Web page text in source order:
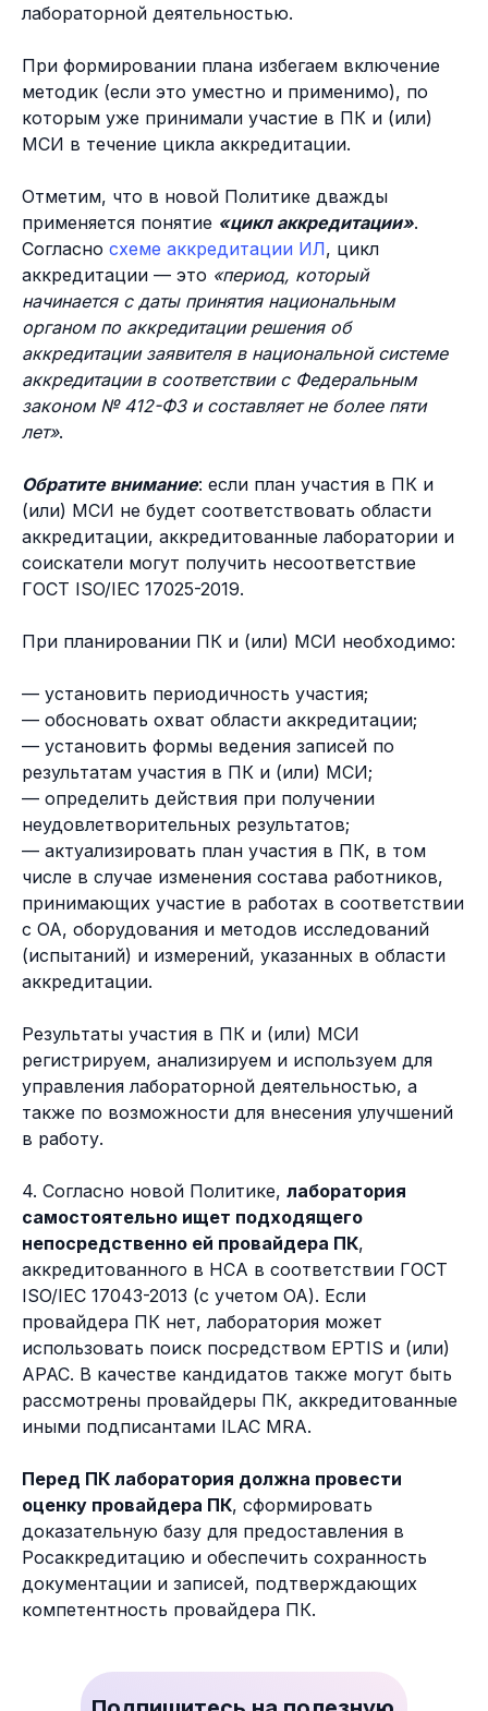
лабораторной деятельностью.
При формировании плана избегаем включение
методик (если это уместно и применимо), по
которым уже принимали участие в ПК и (или)
МСИ в течение цикла аккредитации.
Отметим, что в новой Политике дважды
применяется понятие «цикл аккредитации».
Согласно схеме аккредитации ИЛ, цикл
аккредитации — это «период, который
начинается с даты принятия национальным
органом по аккредитации решения об
аккредитации заявителя в национальной системе
аккредитации в соответствии с Федеральным
законом № 412-ФЗ и составляет не более пяти
лет».
Обратите внимание: если план участия в ПК и
(или) МСИ не будет соответствовать области
аккредитации, аккредитованные лаборатории и
соискатели могут получить несоответствие
ГОСТ ISO/IEC 17025-2019.
При планировании ПК и (или) МСИ необходимо:
— установить периодичность участия;
— обосновать охват области аккредитации;
— установить формы ведения записей по
результатам участия в ПК и (или) МСИ;
— определить действия при получении
неудовлетворительных результатов;
— актуализировать план участия в ПК, в том
числе в случае изменения состава работников,
принимающих участие в работах в соответствии
с ОА, оборудования и методов исследований
(испытаний) и измерений, указанных в области
аккредитации.
Результаты участия в ПК и (или) МСИ
регистрируем, анализируем и используем для
управления лабораторной деятельностью, а
также по возможности для внесения улучшений
в работу.
4. Согласно новой Политике, лаборатория
самостоятельно ищет подходящего
непосредственно ей провайдера ПК,
аккредитованного в НСА в соответствии ГОСТ
ISO/IEC 17043-2013 (с учетом ОА). Если
провайдера ПК нет, лаборатория может
использовать поиск посредством EPTIS и (или)
APAC. В качестве кандидатов также могут быть
рассмотрены провайдеры ПК, аккредитованные
иными подписантами ILAC MRA.
Перед ПК лаборатория должна провести
оценку провайдера ПК, сформировать
доказательную базу для предоставления в
Росаккредитацию и обеспечить сохранность
документации и записей, подтверждающих
компетентность провайдера ПК.